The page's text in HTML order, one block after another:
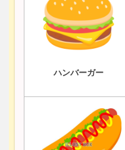
ハンバーガー